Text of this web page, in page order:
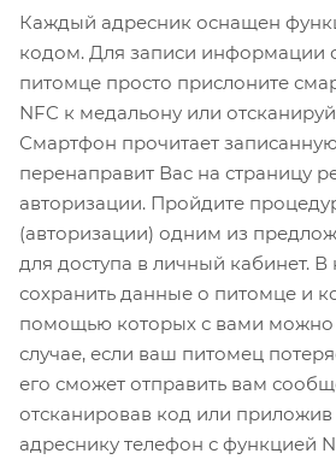
Каждый адресник оснащен
кодом. Для записи информации
питомце просто прислоните
NFC к медальону или
Смартфон прочитает
перенаправит Вас на страницу
авторизации. Пройдите
(авторизации) одним из
для доступа в личный кабинет.
сохранить данные о питомце и
помощью которых с вами можно
случае, если ваш питомец
его сможет отправить вам
отсканировав код или
адреснику телефон с функцией